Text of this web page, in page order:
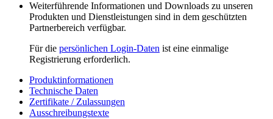
Weiterführende Informationen und Downloads zu unseren
Produkten und Dienstleistungen sind in dem geschützten
Partnerbereich verfügbar.
Für die persönlichen Login-Daten ist eine einmalige
Registrierung erforderlich.
Produktinformationen
Technische Daten
Zertifikate / Zulassungen
Ausschreibungstexte